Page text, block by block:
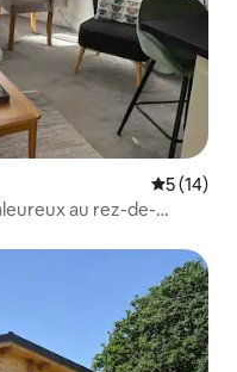
5 (14)
au rez-de-
appréciés